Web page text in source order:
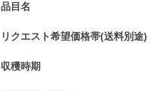
品目名
リクエスト希望価格帯(送料別途)
収穫時期